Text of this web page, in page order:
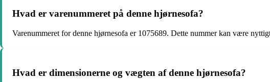
Hvad er varenummeret på denne hjørnesofa?
Varenummeret for denne hjørnesofa er 1075689. Dette nummer kan være
Hvad er dimensionerne og vægten af denne hjørnesofa?